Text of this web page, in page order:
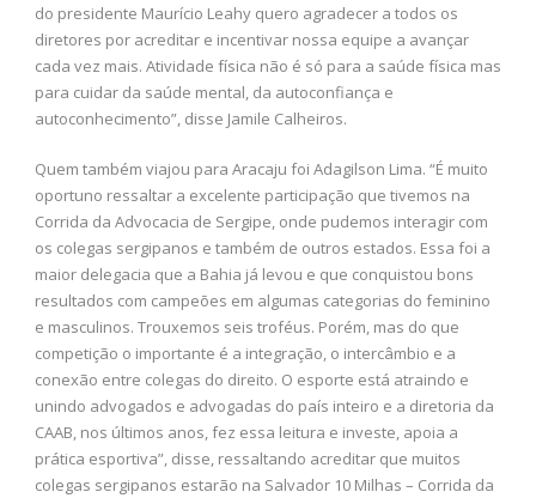
do presidente Maurício Leahy quero agradecer a todos os
diretores por acreditar e incentivar nossa equipe a avançar
cada vez mais. Atividade física não é só para a saúde física mas
para cuidar da saúde mental, da autoconfiança e
autoconhecimento”, disse Jamile Calheiros.
Quem também viajou para Aracaju foi Adagilson Lima. “É muito
oportuno ressaltar a excelente participação que tivemos na
Corrida da Advocacia de Sergipe, onde pudemos interagir com
os colegas sergipanos e também de outros estados. Essa foi a
maior delegacia que a Bahia já levou e que conquistou bons
resultados com campeões em algumas categorias do feminino
e masculinos. Trouxemos seis troféus. Porém, mas do que
competição o importante é a integração, o intercâmbio e a
conexão entre colegas do direito. O esporte está atraindo e
unindo advogados e advogadas do país inteiro e a diretoria da
CAAB, nos últimos anos, fez essa leitura e investe, apoia a
prática esportiva”, disse, ressaltando acreditar que muitos
colegas sergipanos estarão na Salvador 10 Milhas – Corrida da